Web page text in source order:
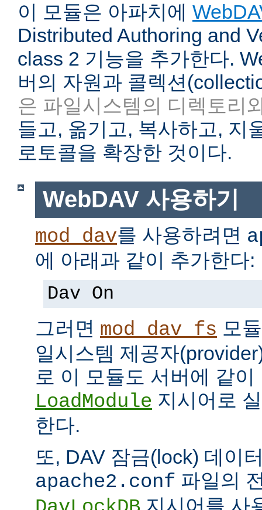
이 모듈은 아파치에
Distributed Authoring and
class 2 기능을 추가한다.
버의 자원과 콜렉션
은 파일시스템의 디렉토리
들고, 옮기고, 복사하고, 지
로토콜을 확장한 것이다.
WebDAV 사용하기
mod_dav를 사용하려면
에 아래과 같이 추가한다:
Dav On
그러면 mod_dav_fs 모
일시스템 제공자
로 이 모듈도 서버에 같
LoadModule 지시어로
한다.
또, DAV 잠금(lock) 데이
apache2.conf 파일의
지시어를 사